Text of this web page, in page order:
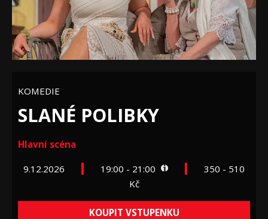
KOMEDIE
SLANÉ POLIBKY
Hlavní scéna
9.12.2026 19:00 - 21:00
350 - 510
Kč
KOUPIT VSTUPENKU